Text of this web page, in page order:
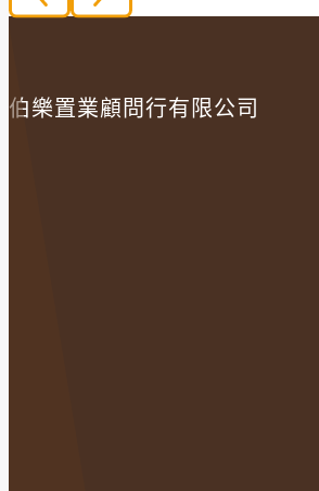
伯樂置業顧問行有限公司